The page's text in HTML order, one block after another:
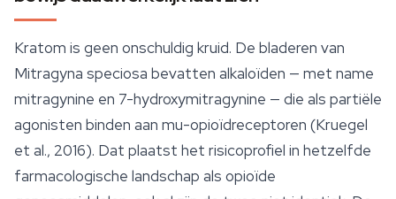
Kratom is geen onschuldig kruid. De bladeren van
Mitragyna speciosa bevatten alkaloïden — met name
mitragynine en 7-hydroxymitragynine — die als partiële
agonisten binden aan mu-opioïdreceptoren (Kruegel
et al., 2016). Dat plaatst het risicoprofiel in hetzelfde
farmacologische landschap als opioïde